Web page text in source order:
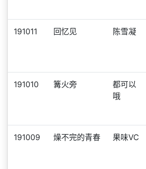
191011 回忆见 陈雪凝
191010 篝火旁
都可以
哦
191009 燥不完的青春 果味VC